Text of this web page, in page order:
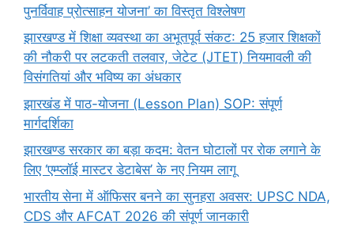
पुनर्विवाह प्रोत्साहन योजना’ का विस्तृत विश्लेषण
झारखण्ड में शिक्षा व्यवस्था का अभूतपूर्व संकट: 25 हजार शिक्षकों
की नौकरी पर लटकती तलवार, जेटेट (JTET) नियमावली की
विसंगतियां और भविष्य का अंधकार
झारखंड में पाठ-योजना (Lesson Plan) SOP: संपूर्ण
मार्गदर्शिका
झारखण्ड सरकार का बड़ा कदम: वेतन घोटालों पर रोक लगाने के
लिए ‘एम्प्लॉई मास्टर डेटाबेस’ के नए नियम लागू
भारतीय सेना में ऑफिसर बनने का सुनहरा अवसर: UPSC NDA,
CDS और AFCAT 2026 की संपूर्ण जानकारी